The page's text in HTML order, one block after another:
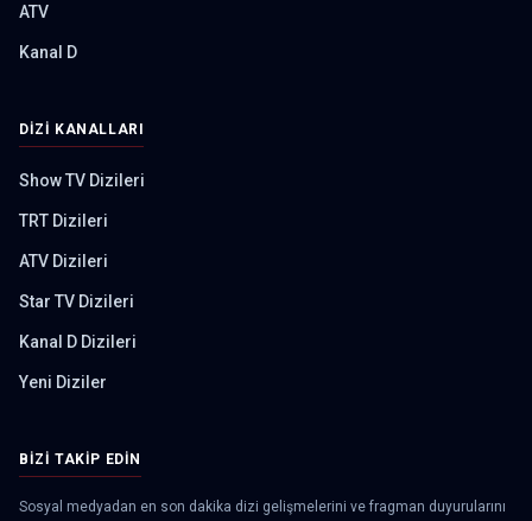
ATV
Kanal D
DIZI KANALLARI
Show TV Dizileri
TRT Dizileri
ATV Dizileri
Star TV Dizileri
Kanal D Dizileri
Yeni Diziler
BIZI TAKIP EDIN
Sosyal medyadan en son dakika dizi gelişmelerini ve fragman duyurularını